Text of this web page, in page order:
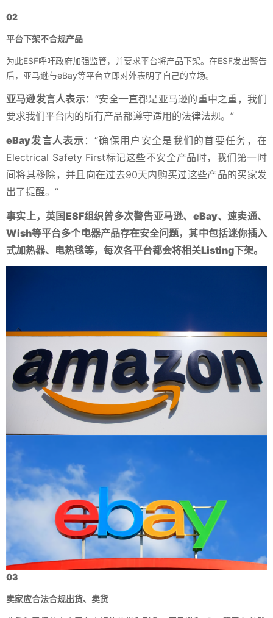
02
平台下架不合规产品
为此ESF呼吁政府加强监管，并要求平台将产品下架。在ESF发出警告
后，亚马逊与eBay等平台立即对外表明了自己的立场。
亚马逊发言人表示：“安全一直都是亚马逊的重中之重，我们
要求我们平台内的所有产品都遵守适用的法律法规。”
eBay发言人表示 ：“确保用户安全是我们的首要任务，在
Electrical Safety First标记这些不安全产品时，我们第一时
间将其移除，并且向在过去90天内购买过这些产品的买家发
出了提醒。”
事实上，英国ESF组织曾多次警告亚马逊、eBay、速卖通、
Wish等平台多个电器产品存在安全问题，其中包括迷你插入
式加热器、电热毯等，每次各平台都会将相关Listing下架。
03
卖家应合法合规出货、卖货